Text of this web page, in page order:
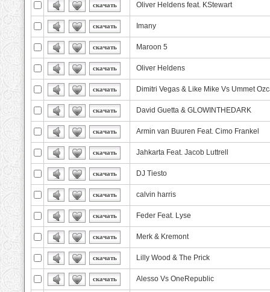
скачать Oliver Heldens feat. KStewart
скачать Imany
скачать Maroon 5
скачать Oliver Heldens
скачать Dimitri Vegas & Like Mike Vs Ummet
скачать David Guetta & GLOWINTHEDARK
скачать Armin van Buuren Feat. Cimo Frankel
скачать Jahkarta Feat. Jacob Luttrell
скачать DJ Tiesto
скачать calvin harris
скачать Feder Feat. Lyse
скачать Merk & Kremont
скачать Lilly Wood & The Prick
скачать Alesso Vs OneRepublic